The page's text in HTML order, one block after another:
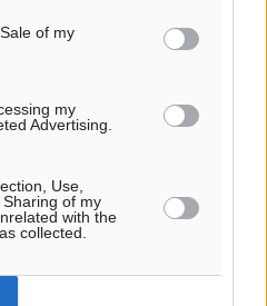
of my
my
Advertising.
Use,
of my
with the
collected.
και άνοιγμα προς
Εκεί που το καλοκαίρι
34% οι μεταναστευτικές